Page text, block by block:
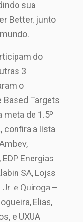
sua
Better, junto
do
3
o
Targets
meta de 1.5º
confira a lista
Energias
SA, Lojas
e Quiroga –
Elias,
e UXUA